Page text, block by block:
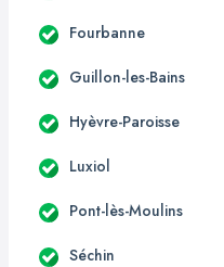
Fourbanne
Guillon-les-Bains
Hyèvre-Paroisse
Luxiol
Pont-lès-Moulins
Séchin